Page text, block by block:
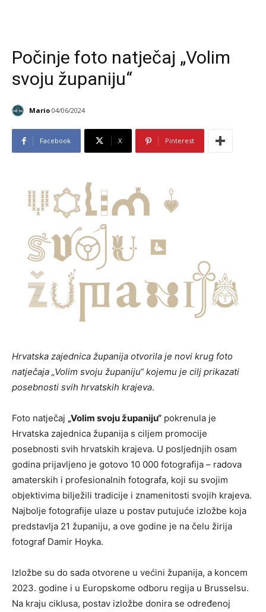
Počinje foto natječaj „Volim
svoju županiju“
Mario 04/06/2024
Facebook X Pinterest
Hrvatska zajednica županija otvorila je novi krug foto
natječaja „Volim svoju županiju“ kojemu je cilj prikazati
posebnosti svih hrvatskih krajeva.
Foto natječaj „Volim svoju županiju“ pokrenula je
Hrvatska zajednica županija s ciljem promocije
posebnosti svih hrvatskih krajeva. U posljednjih osam
godina prijavljeno je gotovo 10 000 fotografija – radova
amaterskih i profesionalnih fotografa, koji su svojim
objektivima bilježili tradicije i znamenitosti svojih krajeva.
Najbolje fotografije ulaze u postav putujuće izložbe koja
predstavlja 21 županiju, a ove godine je na čelu žirija
fotograf Damir Hoyka.
Izložbe su do sada otvorene u većini županija, a koncem
2023. godine i u Europskome odboru regija u Brusselsu.
Na kraju ciklusa, postav izložbe donira se određenoj